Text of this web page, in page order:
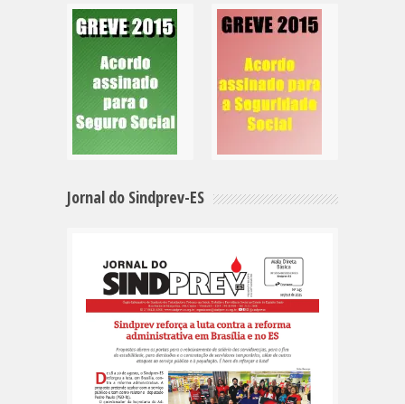
Jornal do Sindprev-ES